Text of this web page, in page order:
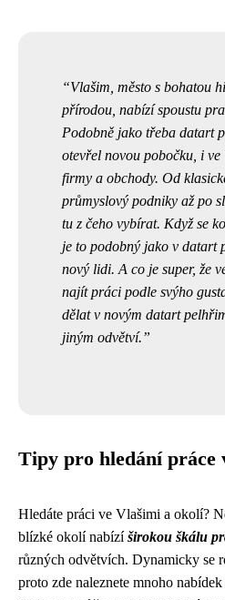
Vlašim, město s bohatou
přírodou, nabízí spoustu
Podobně jako třeba datart
otevřel novou pobočku , i
firmy a obchody. Od
průmyslový podniky až po
tu z čeho vybírat. Když se
je to podobný jako v datart
nový lidi. A co je super, že
najít práci podle svýho
dělat v novým datart
jiným odvětví.
Tipy pro hledání práce
Hledáte práci ve Vlašimi a okolí?
blízké okolí nabízíširokou škálu
různých odvětvích. Dynamicky se
proto zde naleznete mnoho